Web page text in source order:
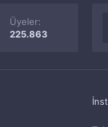
Üyeler:
225.863